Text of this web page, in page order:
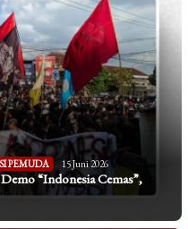
PEMUDA 15 Juni 2026
“Indonesia Cemas”,